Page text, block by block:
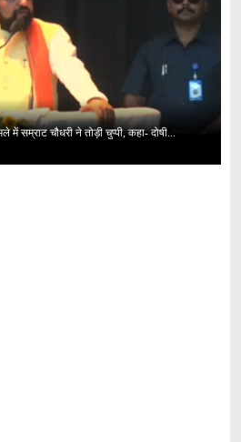
में सम्राट चौधरी ने तोड़ी चुप्पी, कहा- दोषी...